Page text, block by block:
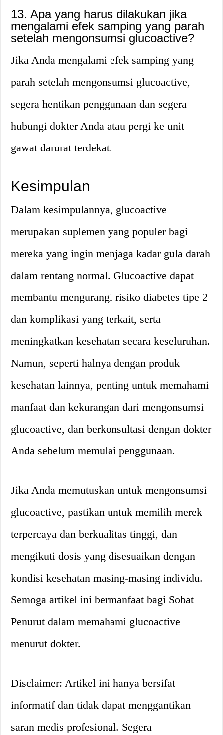
13. Apa yang harus dilakukan jika
mengalami efek samping yang parah
setelah mengonsumsi glucoactive?
Jika Anda mengalami efek samping yang
parah setelah mengonsumsi glucoactive,
segera hentikan penggunaan dan segera
hubungi dokter Anda atau pergi ke unit
gawat darurat terdekat.
Kesimpulan
Dalam kesimpulannya, glucoactive
merupakan suplemen yang populer bagi
mereka yang ingin menjaga kadar gula darah
dalam rentang normal. Glucoactive dapat
membantu mengurangi risiko diabetes tipe 2
dan komplikasi yang terkait, serta
meningkatkan kesehatan secara keseluruhan.
Namun, seperti halnya dengan produk
kesehatan lainnya, penting untuk memahami
manfaat dan kekurangan dari mengonsumsi
glucoactive, dan berkonsultasi dengan dokter
Anda sebelum memulai penggunaan.
Jika Anda memutuskan untuk mengonsumsi
glucoactive, pastikan untuk memilih merek
terpercaya dan berkualitas tinggi, dan
mengikuti dosis yang disesuaikan dengan
kondisi kesehatan masing-masing individu.
Semoga artikel ini bermanfaat bagi Sobat
Penurut dalam memahami glucoactive
menurut dokter.
Disclaimer: Artikel ini hanya bersifat
informatif dan tidak dapat menggantikan
saran medis profesional. Segera